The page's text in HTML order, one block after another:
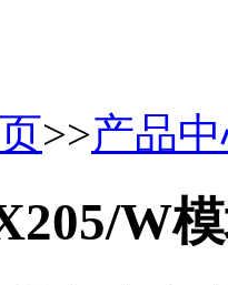
>>产品
W